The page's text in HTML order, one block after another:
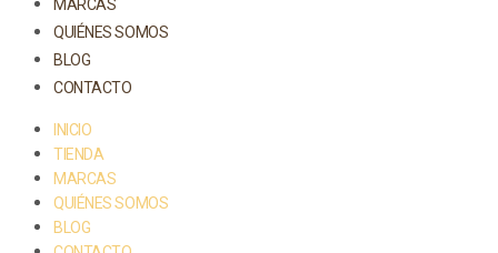
MARCAS
QUIÉNES SOMOS
BLOG
CONTACTO
INICIO
TIENDA
MARCAS
QUIÉNES SOMOS
BLOG